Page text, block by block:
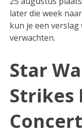
later die week
kun je een
verwachten.
Star
Strikes
Concert